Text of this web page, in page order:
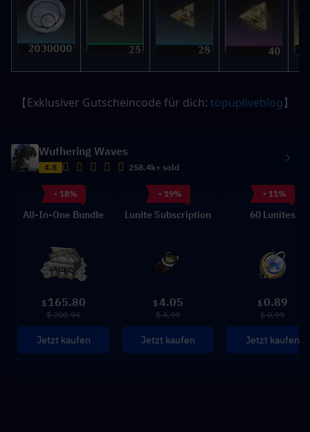
【Exklusiver Gutscheincode für dich: topupliveblog】
Wuthering Waves
4.8 258.4k+ sold
- 18%
All-In-One Bundle
$ 165.80
$ 200.94
Jetzt kaufen
- 19%
Lunite Subscription
$4.05
$ 4.99
Jetzt kaufen
- 11%
60 Lunites
$ 0.89
$ 0.99
Jetzt kaufen